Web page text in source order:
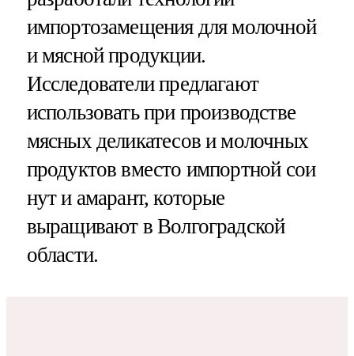
импортозамещения для молочной
и мясной продукции.
Исследователи предлагают
использовать при производстве
мясных деликатесов и молочных
продуктов вместо импортной сои
нут и амарант, которые
выращивают в Волгоградской
области.